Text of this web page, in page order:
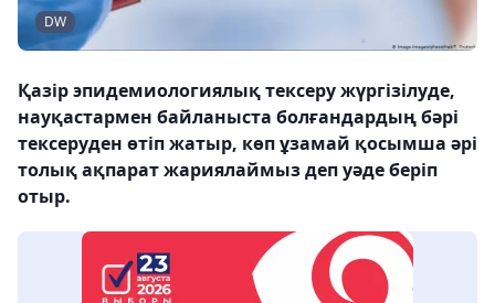
DW
Қазір эпидемиологиялық тексеру жүргізілуде,
науқастармен байланыста болғандардың бәрі
тексеруден өтіп жатыр, көп ұзамай қосымша әрі
толық ақпарат жариялаймыз деп уәде беріп
отыр.